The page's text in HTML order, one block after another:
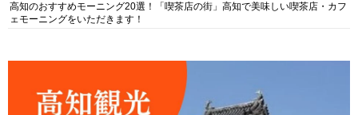
高知のおすすめモーニング20選！「喫茶店の街」高知で美味しい喫茶店・カフ
ェモーニングをいただきます！